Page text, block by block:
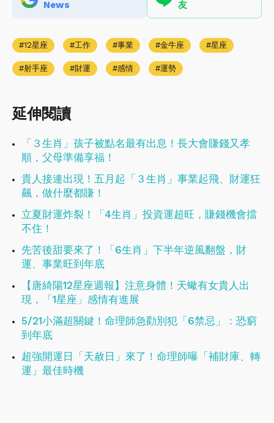
News 友
12星座 工作 事業 金牛座 星座
射手座 財運 感情 運勢
延伸閱讀
「３生肖」孩子被點名最有出息！長大會賺錢又孝
順，父母準備享福！
貴人接連出現！五月起「３生肖」事業起飛、財運狂
飆，做什麼都賺！
立夏財運炸裂！「4生肖」投資運超旺，賺錢機會擋
不住！
先苦後甜要來了！「6生肖」下半年逆風翻盤，財
運、事業旺到年底
【唐綺陽12星座週報】注意身體！天蠍有女貴人出
現，「1星座」感情有進展
5/21小滿超關鍵！命理師急勸別犯「6禁忌」：恐窮
到年底
超強開運日「天赦日」來了！命理師曝「補財庫、轉
運」最佳時機